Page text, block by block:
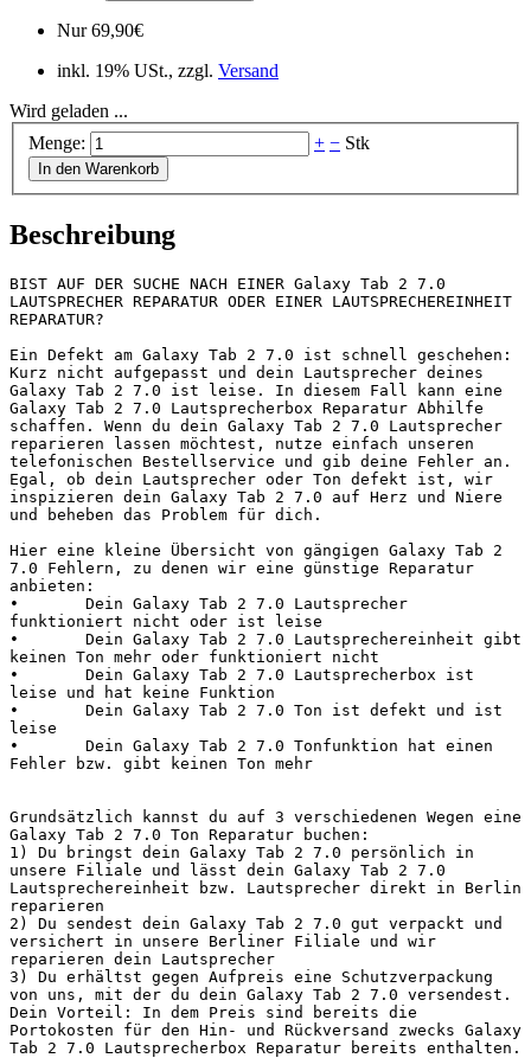
Nur69,90€
inkl. 19% USt., zzgl. Versand
Wird geladen ...
Menge:
+ − Stk
In den Warenkorb
Beschreibung
BIST AUF DER SUCHE NACH EINER Galaxy Tab 2 7.0
LAUTSPRECHER REPARATUR ODER EINER LAUTSPRECHEREINHEIT
REPARATUR?
Ein Defekt am Galaxy Tab 2 7.0 ist schnell geschehen:
Kurz nicht aufgepasst und dein Lautsprecher deines
Galaxy Tab 2 7.0 ist leise. In diesem Fall kann eine
Galaxy Tab 2 7.0 Lautsprecherbox Reparatur Abhilfe
schaffen. Wenn du dein Galaxy Tab 2 7.0 Lautsprecher
reparieren lassen möchtest, nutze einfach unseren
telefonischen Bestellservice und gib deine Fehler an.
Egal, ob dein Lautsprecher oder Ton defekt ist, wir
inspizieren dein Galaxy Tab 2 7.0 auf Herz und Niere
und beheben das Problem für dich.
Hier eine kleine Übersicht von gängigen Galaxy Tab 2
7.0 Fehlern, zu denen wir eine günstige Reparatur
anbieten:
•	Dein Galaxy Tab 2 7.0 Lautsprecher
funktioniert nicht oder ist leise
•	Dein Galaxy Tab 2 7.0 Lautsprechereinheit gibt
keinen Ton mehr oder funktioniert nicht
•	Dein Galaxy Tab 2 7.0 Lautsprecherbox ist
leise und hat keine Funktion
•	Dein Galaxy Tab 2 7.0 Ton ist defekt und ist
leise
•	Dein Galaxy Tab 2 7.0 Tonfunktion hat einen
Fehler bzw. gibt keinen Ton mehr
Grundsätzlich kannst du auf 3 verschiedenen Wegen eine
Galaxy Tab 2 7.0 Ton Reparatur buchen:
1) Du bringst dein Galaxy Tab 2 7.0 persönlich in
unsere Filiale und lässt dein Galaxy Tab 2 7.0
Lautsprechereinheit bzw. Lautsprecher direkt in Berlin
reparieren
2) Du sendest dein Galaxy Tab 2 7.0 gut verpackt und
versichert in unsere Berliner Filiale und wir
reparieren dein Lautsprecher
3) Du erhältst gegen Aufpreis eine Schutzverpackung
von uns, mit der du dein Galaxy Tab 2 7.0 versendest.
Dein Vorteil: In dem Preis sind bereits die
Portokosten für den Hin- und Rückversand zwecks Galaxy
Tab 2 7.0 Lautsprecherbox Reparatur bereits enthalten.